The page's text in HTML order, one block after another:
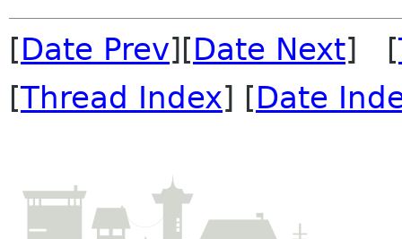
[Date Prev][Date Next] [
[Thread Index] [Date